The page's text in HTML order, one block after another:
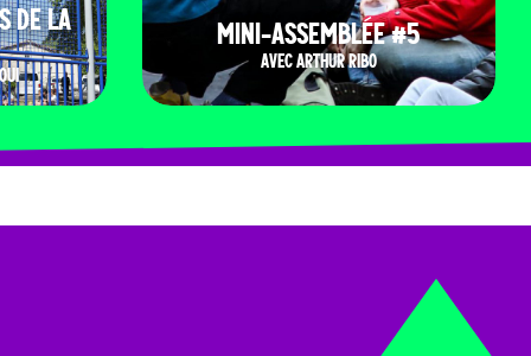
DE LA MINI-ASSEMBLÉE #5
AVEC ARTHUR RIBO